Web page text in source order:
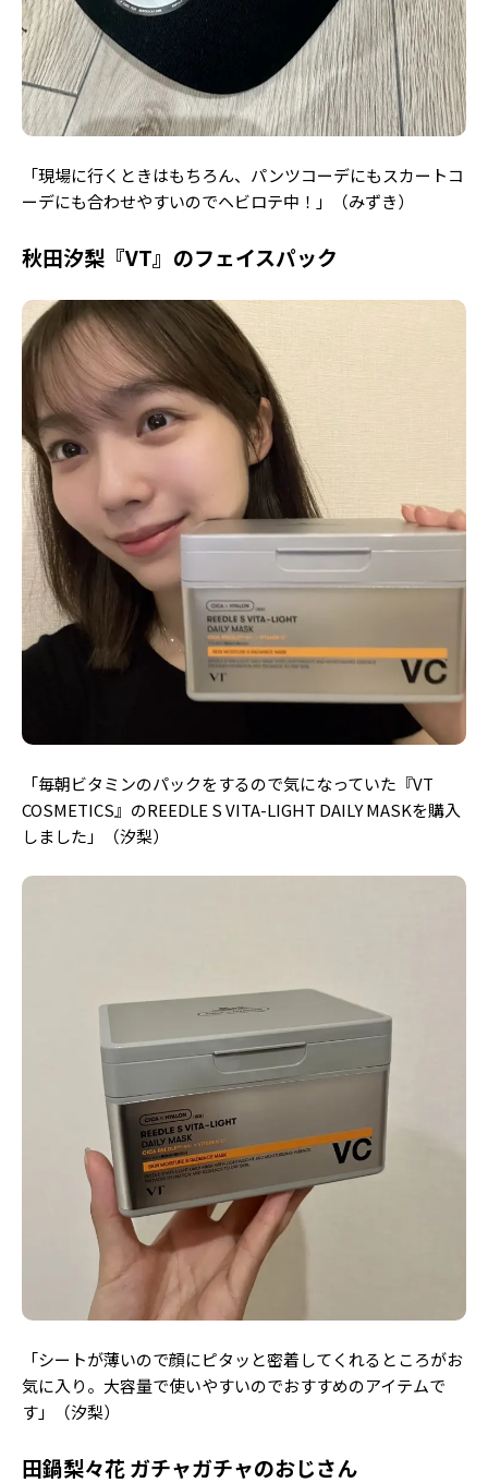
「現場に行くときはもちろん、パンツコーデにもスカートコ
ーデにも合わせやすいのでヘビロテ中！」（みずき）
秋田汐梨『VT』のフェイスパック
「毎朝ビタミンのパックをするので気になっていた『VT
COSMETICS』のREEDLE S VITA-LIGHT DAILY MASKを購入
しました」（汐梨）
「シートが薄いので顔にピタッと密着してくれるところがお
気に入り。大容量で使いやすいのでおすすめのアイテムで
す」（汐梨）
田鍋梨々花 ガチャガチャのおじさん